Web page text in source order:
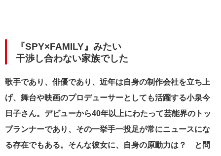
『SPY×FAMILY』みたい
干渉し合わない家族でした
歌手であり、俳優であり、近年は自身の制作会社を立ち上
げ、舞台や映画のプロデューサーとしても活躍する小泉今
日子さん。デビューから40年以上にわたって芸能界のトッ
プランナーであり、その一挙手一投足が常にニュースにな
る存在でもある。そんな彼女に、自身の原動力は？ と問